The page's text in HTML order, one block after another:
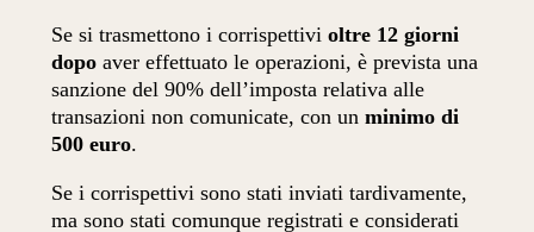
Se si trasmettono i corrispettivioltre 12 giorni
dopo aver effettuato le operazioni, è prevista una
sanzione del 90% dell’imposta relativa alle
transazioni non comunicate, con unminimo di
500 euro.
Se i corrispettivi sono stati inviati tardivamente,
ma sono stati comunque registrati e considerati